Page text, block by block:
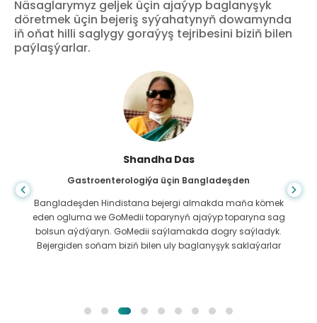
Näsaglarymyz geljek üçin ajaýyp baglanyşyk
döretmek üçin bejeriş syýahatynyň dowamynda
iň oňat hilli saglygy goraýyş tejribesini biziň bilen
paýlaşýarlar.
Shandha Das
Gastroenterologiýa üçin Bangladeşden
Bangladeşden Hindistana bejergi almakda maňa kömek
eden ogluma we GoMedii toparynyň ajaýyp toparyna sag
bolsun aýdýaryn. GoMedii saýlamakda dogry saýladyk.
Bejergiden soňam biziň bilen uly baglanyşyk saklaýarlar